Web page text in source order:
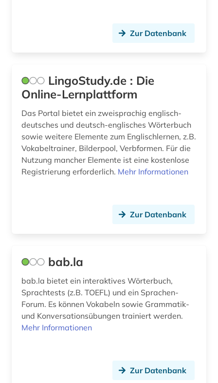
korpus <liguistik> (1)
korpus <linguistik> (3)
kreolisch-englisch (1)
kriminalliteratur (1)
kulturtheorie (1)
kymrisch (3)
lexikon (2)
lieferbares buch (1)
literatur (22)
literatur 1700-1780 (1)
Zur Datenbank
LingoStudy.de : Die
Online-Lernplattform
Das Portal bietet ein zweisprachig englisch-
deutsches und deutsch-englisches Wörterbuch
sowie weitere Elemente zum Englischlernen, z.B.
Vokabeltrainer, Bilderpool, Verbformen. Für die
Nutzung mancher Elemente ist eine kostenlose
Registrierung erforderlich. Mehr Informationen
Zur Datenbank
bab.la
bab.la bietet ein interaktives Wörterbuch,
Sprachtests (z.B. TOEFL) und ein Sprachen-
Forum. Es können Vokabeln sowie Grammatik-
und Konversationsübungen trainiert werden.
Mehr Informationen
Zur Datenbank